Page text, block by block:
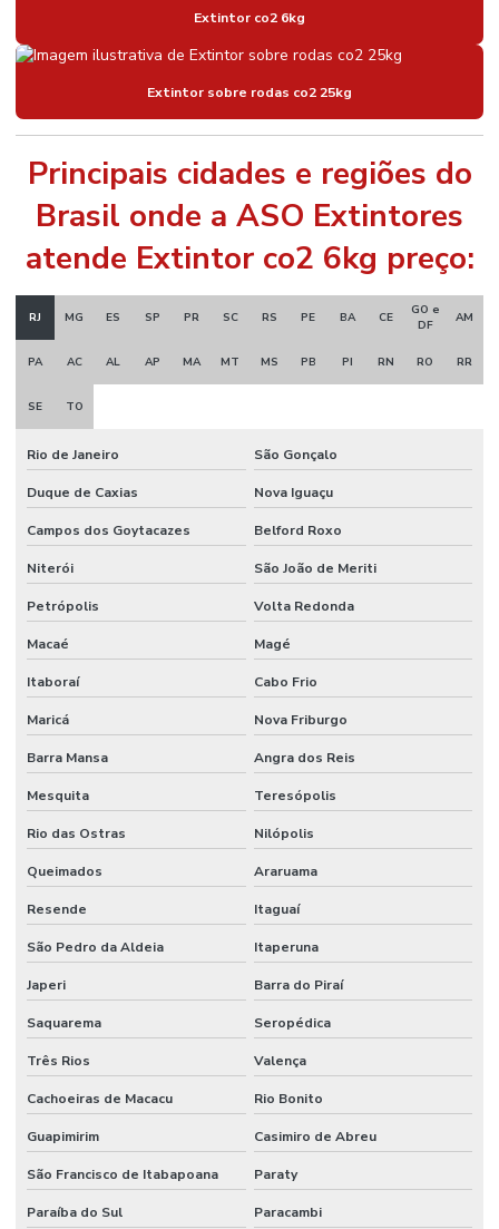
Extintor co2 6kg
Extintor sobre rodas co2 25kg
Principais cidades e regiões do
Brasil onde a ASO Extintores
atende Extintor co2 6kg preço:
RJ MG ES SP PR SC RS PE BA CE
GO e
DF
AM
PA AC AL AP MA MT MS PB PI RN RO RR
SE TO
Rio de Janeiro São Gonçalo
Duque de Caxias Nova Iguaçu
Campos dos Goytacazes Belford Roxo
Niterói São João de Meriti
Petrópolis Volta Redonda
Macaé Magé
Itaboraí Cabo Frio
Maricá Nova Friburgo
Barra Mansa Angra dos Reis
Mesquita Teresópolis
Rio das Ostras Nilópolis
Queimados Araruama
Resende Itaguaí
São Pedro da Aldeia Itaperuna
Japeri Barra do Piraí
Saquarema Seropédica
Três Rios Valença
Cachoeiras de Macacu Rio Bonito
Guapimirim Casimiro de Abreu
São Francisco de Itabapoana Paraty
Paraíba do Sul Paracambi